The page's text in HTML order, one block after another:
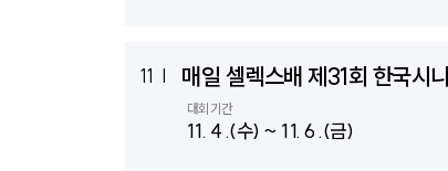
11 매일 셀렉스배 제31회 한국시
대회기간
11. 4 .(수) ~ 11. 6 .(금)